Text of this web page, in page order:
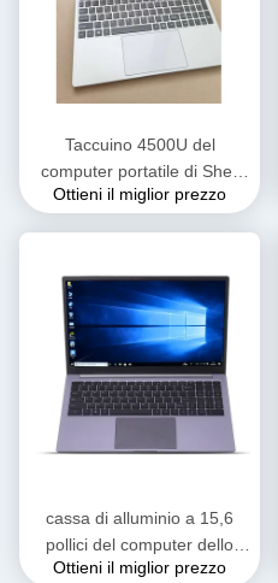
Taccuino 4500U del
computer portatile di Shell
Backlight Keyboard Intel
Ottieni il miglior prezzo
cassa di alluminio a 15,6
pollici del computer dello
SSD Intel I7 di 1065G7 16gb
Ottieni il miglior prezzo